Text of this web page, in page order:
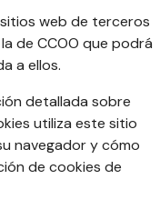
web de terceros
de CCOO que podrá
a ellos.
detallada sobre
utiliza este sitio
navegador y cómo
de cookies de